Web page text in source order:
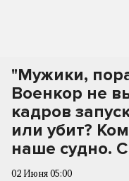
"Мужики,
Военкор не
кадров
или убит?
наше судно.
02 Июня 05:00